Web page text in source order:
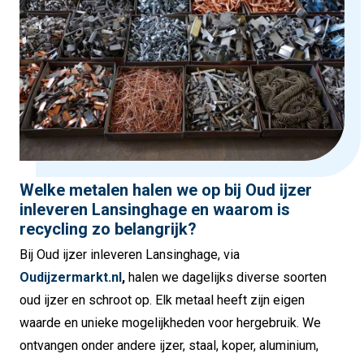
Welke metalen halen we op bij Oud ijzer
inleveren Lansinghage en waarom is
recycling zo belangrijk?
Bij Oud ijzer inleveren Lansinghage, via
Oudijzermarkt.nl, halen we dagelijks diverse soorten
oud ijzer en schroot op. Elk metaal heeft zijn eigen
waarde en unieke mogelijkheden voor hergebruik. We
ontvangen onder andere ijzer, staal, koper, aluminium,